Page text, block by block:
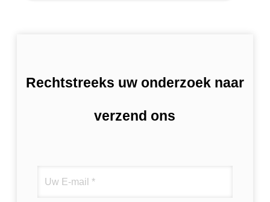
Rechtstreeks uw onderzoek naar
verzend ons